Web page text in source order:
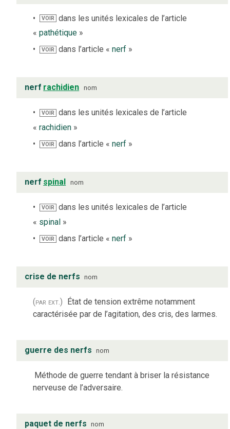
VOIR
dans les unités lexicales de l’article
« pathétique »
VOIR dans l’article «nerf »
nerf rachidien nom
VOIR
dans les unités lexicales de l’article
« rachidien »
VOIR dans l’article «nerf »
nerf spinal nom
VOIR
dans les unités lexicales de l’article
« spinal »
VOIR dans l’article «nerf »
crise de nerfs nom
(par ext.) État de tension extrême notamment
caractérisée par de l’agitation, des cris, des larmes.
guerre des nerfs nom
Méthode de guerre tendant à briser la résistance
nerveuse de l’adversaire.
paquet de nerfs nom